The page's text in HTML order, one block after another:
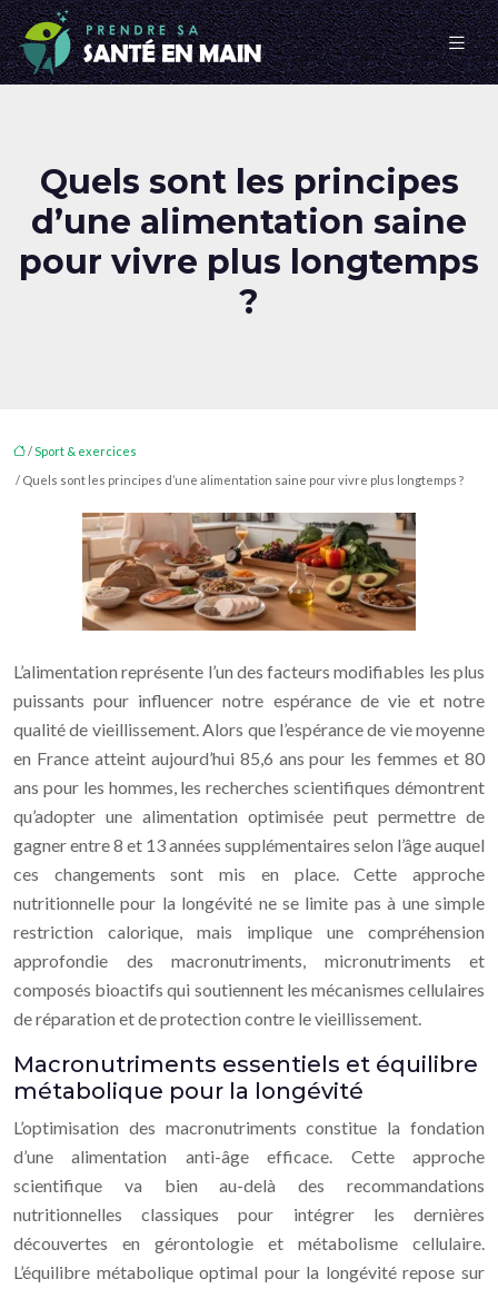
Quels sont les principes
d’une alimentation saine
pour vivre plus longtemps
?
/Sport & exercices
/ Quels sont les principes d’une alimentation saine pour vivre plus longtemps ?
L’alimentation représente l’un des facteurs modifiables les plus
puissants pour influencer notre espérance de vie et notre
qualité de vieillissement. Alors que l’espérance de vie moyenne
en France atteint aujourd’hui 85,6 ans pour les femmes et 80
ans pour les hommes, les recherches scientifiques démontrent
qu’adopter une alimentation optimisée peut permettre de
gagner entre 8 et 13 années supplémentaires selon l’âge auquel
ces changements sont mis en place. Cette approche
nutritionnelle pour la longévité ne se limite pas à une simple
restriction calorique, mais implique une compréhension
approfondie des macronutriments, micronutriments et
composés bioactifs qui soutiennent les mécanismes cellulaires
de réparation et de protection contre le vieillissement.
Macronutriments essentiels et équilibre
métabolique pour la longévité
L’optimisation des macronutriments constitue la fondation
d’une alimentation anti-âge efficace. Cette approche
scientifique va bien au-delà des recommandations
nutritionnelles classiques pour intégrer les dernières
découvertes en gérontologie et métabolisme cellulaire.
L’équilibre métabolique optimal pour la longévité repose sur